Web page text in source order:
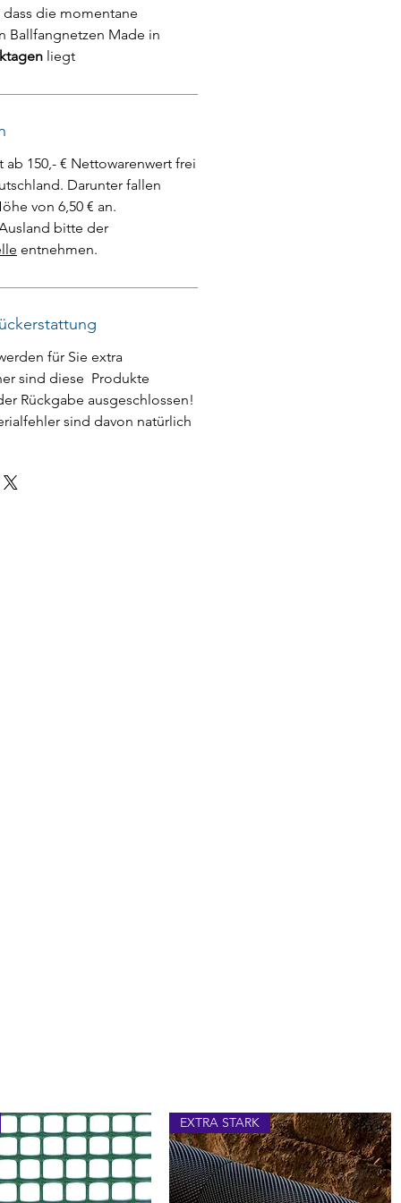
die momentane
Ballfangnetzen Made in
liegt
ab 150,- € Nettowarenwert frei
Darunter fallen
von 6,50 € an.
bitte der
entnehmen.
für Sie extra
sind diese Produkte
Rückgabe ausgeschlossen!
sind davon natürlich
EXTRA STARK